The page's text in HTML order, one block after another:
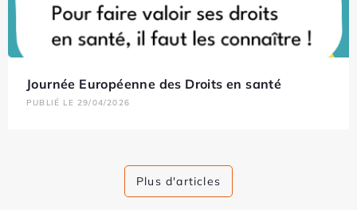
Journée Européenne des Droits en santé
PUBLIÉ LE 29/04/2026
Plus d'articles